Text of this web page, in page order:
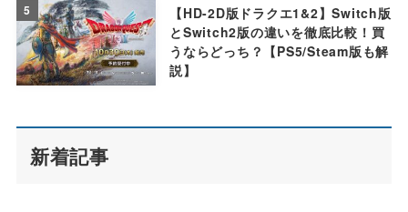
5
【HD-2D版ドラクエ1&2】Switch版
とSwitch2版の違いを徹底比較！買
うならどっち？【PS5/Steam版も解
説】
新着記事